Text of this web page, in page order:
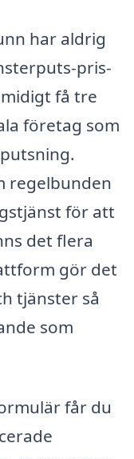
har aldrig
pris-
få tre
företag som
regelbunden
för att
det flera
gör det
tjänster så
som
får du